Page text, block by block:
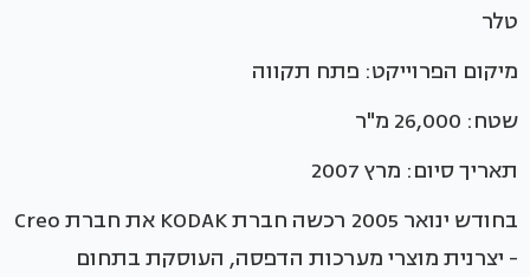
טלר
מיקום הפרוייקט: פתח תקווה
שטח: 26,000 מ"ר
תאריך סיום: מרץ 2007
בחודש ינואר 2005 רכשה חברת KODAK את חברת Creo
- יצרנית מוצרי מערכות הדפסה, העוסקת בתחום